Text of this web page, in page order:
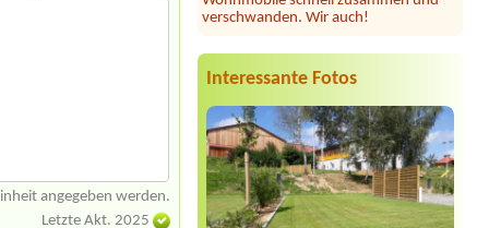
Julia*****
Liegewiese und tollem Seezugang. Die
sauber. Seit heuer gibt es samstags
Feuerkörbe und Stockbrot am Strand
... unsere Kinder und auch wir
Erwachsene waren begeistert! Hier
fühlt man sich jederzeit willkommen,
wir können diesen Platz nur wärmstens
empfehlen!
Interessante Fotos
angegeben werden.
Letzte Akt. 2025